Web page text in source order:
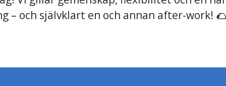
– och självklart en och annan after-work!